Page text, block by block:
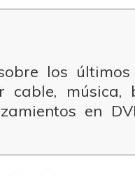
los
cable, música,
en